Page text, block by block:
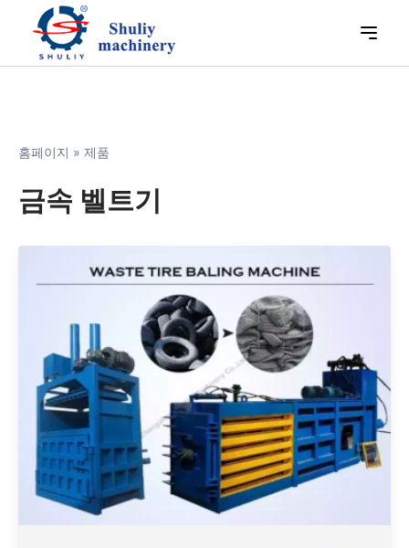
홈페이지 » 제품
금속 벨트기